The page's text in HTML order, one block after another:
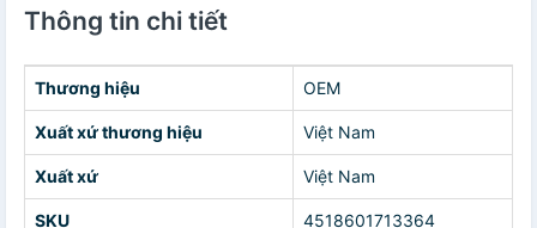
Thông tin chi tiết
Thương hiệu OEM
Xuất xứ thương hiệu Việt Nam
Xuất xứ Việt Nam
SKU 4518601713364